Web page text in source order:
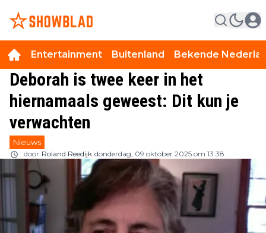
Entertainment Buitenland Bekende
Deborah is twee keer in het
hiernamaals geweest: Dit kun je
verwachten
Nieuws
door Roland Reedijk donderdag, 09 oktober 2025 om 13:38